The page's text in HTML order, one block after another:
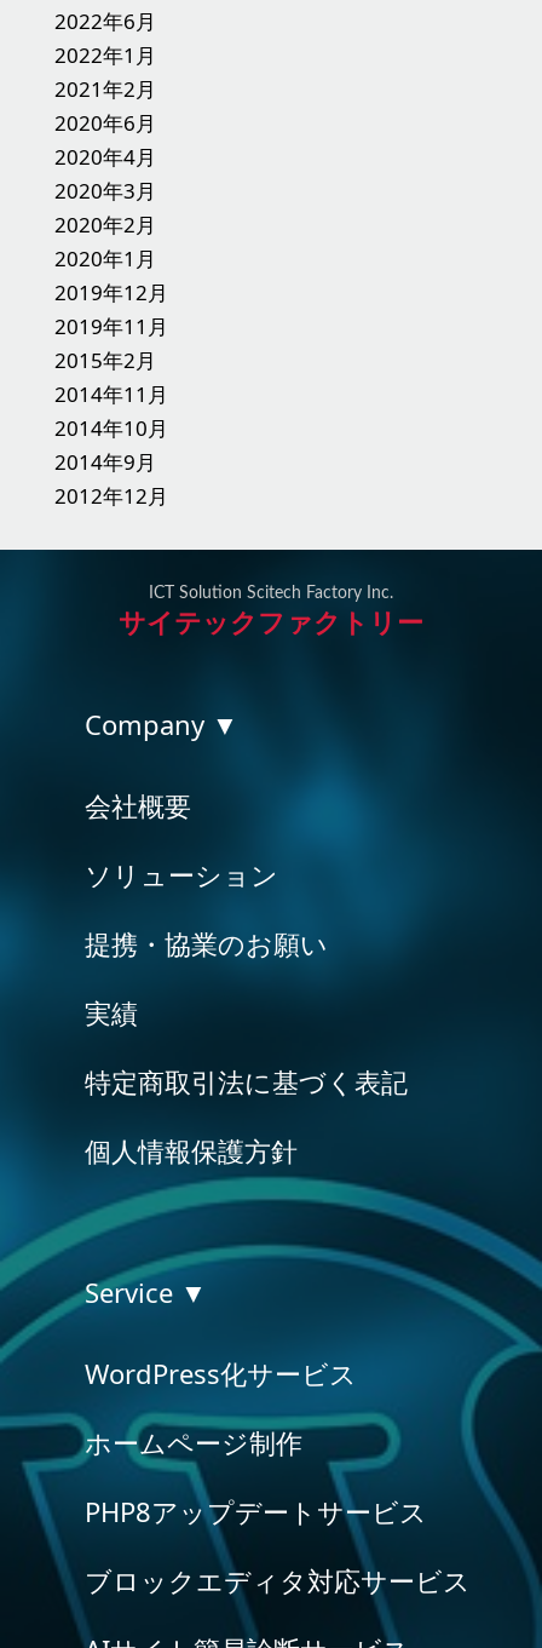
2022年6月
2022年1月
2021年2月
2020年6月
2020年4月
2020年3月
2020年2月
2020年1月
2019年12月
2019年11月
2015年2月
2014年11月
2014年10月
2014年9月
2012年12月
ICT Solution Scitech Factory Inc.
サイテックファクトリー
Company ▼
会社概要
ソリューション
提携・協業のお願い
実績
特定商取引法に基づく表記
個人情報保護方針
Service ▼
WordPress化サービス
ホームページ制作
PHP8アップデートサービス
ブロックエディタ対応サービス